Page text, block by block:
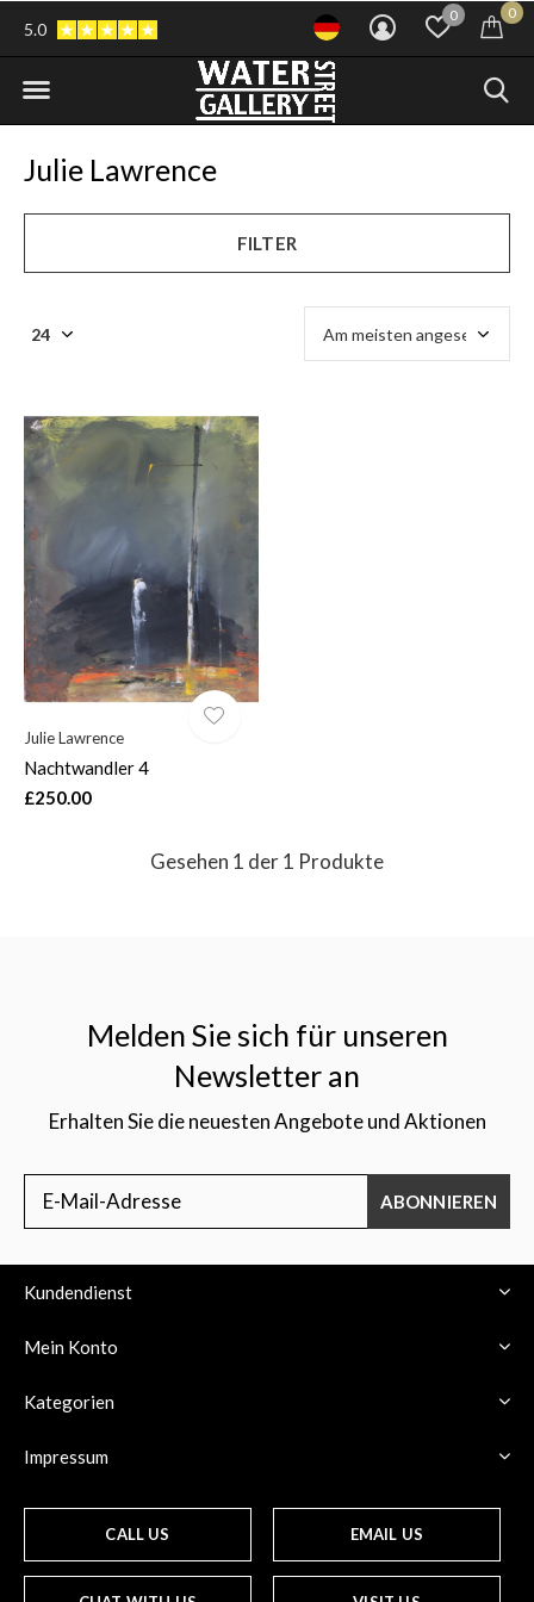
0 0
5.0
Julie Lawrence
FILTER
Julie Lawrence
Nachtwandler 4
£250.00
Gesehen 1 der 1 Produkte
Melden Sie sich für unseren
Newsletter an
Erhalten Sie die neuesten Angebote und Aktionen
ABONNIEREN
Kundendienst
Mein Konto
Kategorien
Impressum
CALL US EMAIL US